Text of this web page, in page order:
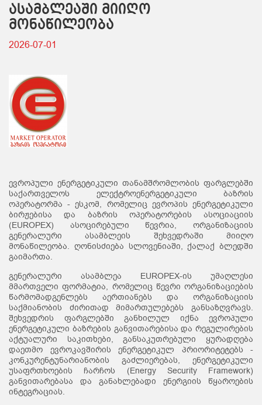
ასამბლეაში მიიღო
მონაწილეობა
2026-07-01
ევროპული ენერგეტიკული თანამშრომლობის ფარგლებში
საქართველოს ელექტროენერგეტიკული ბაზრის
ოპერატორმა - ესკომ, რომელიც ევროპის ენერგეტიკული
ბირჟებისა და ბაზრის ოპერატორების ასოციაციის
(EUROPEX) ასოცირებული წევრია, ორგანიზაციის
გენერალური ასამბლეის შეხვედრაში მიიღო
მონაწილეობა. ღონისძიება სლოვენიაში, ქალაქ ბლედში
გაიმართა.
გენერალური ასამბლეა EUROPEX-ის უმაღლესი
მმართველი ფორმატია, რომელიც წევრი ორგანიზაციების
წარმომადგენლებს აერთიანებს და ორგანიზაციის
საქმიანობის ძირითად მიმართულებებს განსაზღვრავს.
შეხვედრის ფარგლებში განხილულ იქნა ევროპული
ენერგეტიკული ბაზრების განვითარებისა და რეგულირების
აქტუალური საკითხები, განსაკუთრებული ყურადღება
დაეთმო ევროკავშირის ენერგეტიკულ პრიორიტეტებს -
კონკურენტუნარიანობის გაძლიერებას, ენერგეტიკული
უსაფრთხოების ჩარჩოს (Energy Security Framework)
განვითარებასა და განახლებადი ენერგიის წყაროების
ინტეგრაციას.